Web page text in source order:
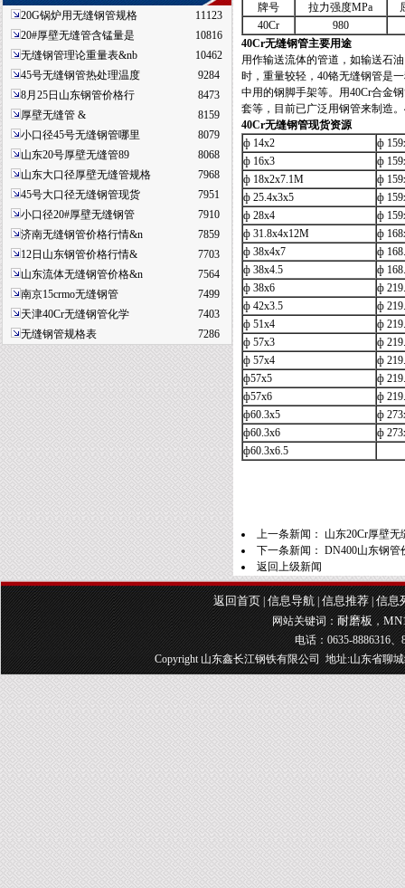
20G锅炉用无缝钢管规格
11123
20#厚壁无缝管含锰量是
10816
无缝钢管理论重量表&nb
10462
45号无缝钢管热处理温度
9284
8月25日山东钢管价格行
8473
厚壁无缝管 &
8159
小口径45号无缝钢管哪里
8079
山东20号厚壁无缝管89
8068
山东大口径厚壁无缝管规格
7968
45号大口径无缝钢管现货
7951
小口径20#厚壁无缝钢管
7910
济南无缝钢管价格行情&n
7859
12日山东钢管价格行情&
7703
山东流体无缝钢管价格&n
7564
南京15crmo无缝钢管
7499
天津40Cr无缝钢管化学
7403
无缝钢管规格表
7286
牌号
拉力强度MPa
40Cr
980
40Cr无缝钢管主要用途
用作输送流体的管道，如输送石
时，重量较轻，40铬无缝钢管是
中用的钢脚手架等。用40Cr合金
套等，目前已广泛用钢管来制造
40Cr无缝钢管现货资源
ф 14x2
ф
ф 16x3
ф
ф 18x2x7.1M
ф
ф 25.4x3x5
ф
ф 28x4
ф
ф 31.8x4x12M
ф
ф 38x4x7
ф
ф 38x4.5
ф
ф 38x6
ф
ф 42x3.5
ф
ф 51x4
ф
ф 57x3
ф
ф 57x4
ф
ф57x5
ф
ф57x6
ф
ф60.3x5
ф
ф60.3x6
ф
ф60.3x6.5
上一条新闻：
山东20Cr厚壁
下一条新闻： DN400山东钢管
返回上级新闻
返回首页|信息导航|信息推荐|信息
网站关键词：耐磨板，
电话：0635-8886316
Copyright 山东鑫长江钢铁有限公司 地址:山东省聊